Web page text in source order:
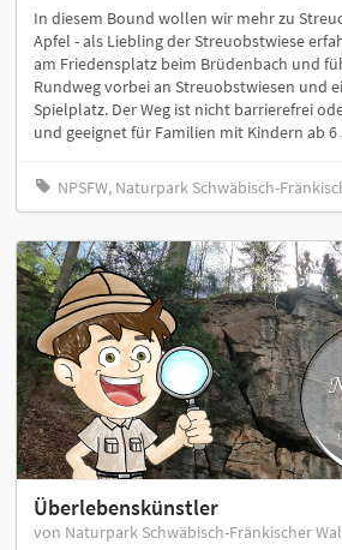
In diesem Bound wollen wir mehr zu
Apfel - als Liebling der Streuobstwiese
am Friedensplatz beim Brüdenbach und
Rundweg vorbei an Streuobstwiesen und
Spielplatz. Der Weg ist nicht barrierefrei
und geeignet für Familien mit Kindern ab 6
NPSFW, Naturpark Schwäbisch-
Überlebenskünstler
von Naturpark Schwäbisch-Fränkischer